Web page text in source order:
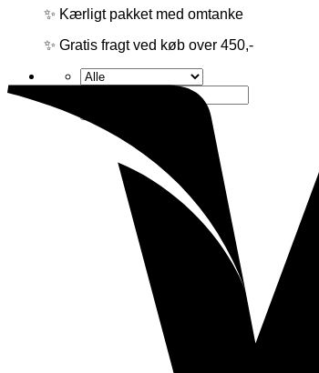
✨ Kærligt pakket med omtanke
✨ Gratis fragt ved køb over 450,-